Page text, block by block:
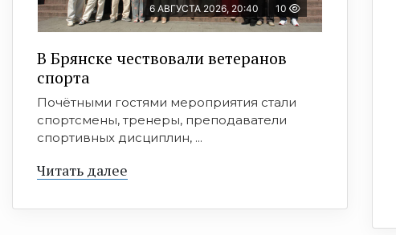
6 АВГУСТА 2026, 20:40 10
В Брянске чествовали ветеранов
спорта
Почётными гостями мероприятия стали
спортсмены, тренеры, преподаватели
спортивных дисциплин, ...
Читать далее